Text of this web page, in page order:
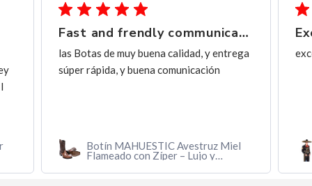
Fast and frendly communication
las Botas de muy buena calidad, y entrega
súper rápida, y buena comunicación
Botín MAHUESTIC Avestruz Miel
Flameado con Zíper – Lujo y